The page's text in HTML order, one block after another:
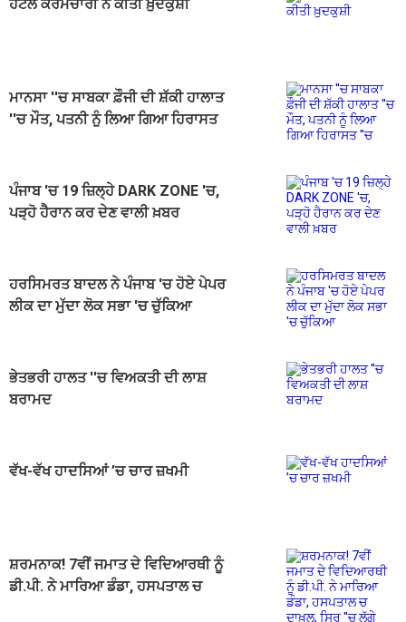
ਹੋਟਲ ਕਰਮਚਾਰੀ ਨੇ ਕੀਤੀ ਖ਼ੁਦਕੁਸ਼ੀ
ਮਾਨਸਾ ''ਚ ਸਾਬਕਾ ਫ਼ੌਜੀ ਦੀ ਸ਼ੱਕੀ ਹਾਲਾਤ
''ਚ ਮੌਤ, ਪਤਨੀ ਨੂੰ ਲਿਆ ਗਿਆ ਹਿਰਾਸਤ
ਪੰਜਾਬ 'ਚ 19 ਜ਼ਿਲ੍ਹੇ DARK ZONE 'ਚ,
ਪੜ੍ਹੋ ਹੈਰਾਨ ਕਰ ਦੇਣ ਵਾਲੀ ਖ਼ਬਰ
ਹਰਸਿਮਰਤ ਬਾਦਲ ਨੇ ਪੰਜਾਬ 'ਚ ਹੋਏ ਪੇਪਰ
ਲੀਕ ਦਾ ਮੁੱਦਾ ਲੋਕ ਸਭਾ 'ਚ ਚੁੱਕਿਆ
ਭੇਤਭਰੀ ਹਾਲਤ ''ਚ ਵਿਅਕਤੀ ਦੀ ਲਾਸ਼
ਬਰਾਮਦ
ਵੱਖ-ਵੱਖ ਹਾਦਸਿਆਂ ’ਚ ਚਾਰ ਜ਼ਖਮੀ
ਸ਼ਰਮਨਾਕ! 7ਵੀਂ ਜਮਾਤ ਦੇ ਵਿਦਿਆਰਥੀ ਨੂੰ
ਡੀ.ਪੀ. ਨੇ ਮਾਰਿਆ ਡੰਡਾ, ਹਸਪਤਾਲ ਚ